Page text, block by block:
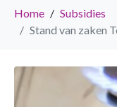
Home
Subsidies
Stand van zaken